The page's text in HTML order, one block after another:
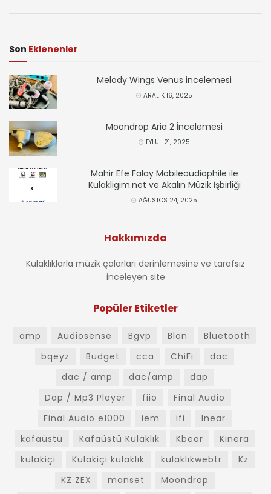
Son Eklenenler
Melody Wings Venus incelemesi
ARALIK 16, 2025
Moondrop Aria 2 İncelemesi
EYLÜL 21, 2025
Mahir Efe Falay Mobileaudiophile ile
Kulakligim.net ve Akalın Müzik İşbirliği
AĞUSTOS 24, 2025
Hakkımızda
Kulaklıklarla müzik çalarları derinlemesine ve tarafsız
inceleyen site
Popüler Etiketler
amp Audiosense Bgvp Blon
Bluetooth
bqeyz
Budget cca ChiFi
dac
dac / amp
dac/amp
dap
Dap / Mp3 Player
fiio
Final Audio
Final Audio e1000
iem ifi
Inear
kafaüstü
Kafaüstü Kulaklık Kbear
Kinera
kulakiçi
Kulakiçi kulaklık kulaklıkwebtr
Kz
KZ ZEX
manset
Moondrop